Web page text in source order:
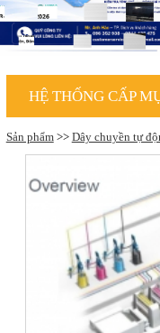
HỆ THỐNG CẤP
Sản phẩm>> Dây chuyền tự